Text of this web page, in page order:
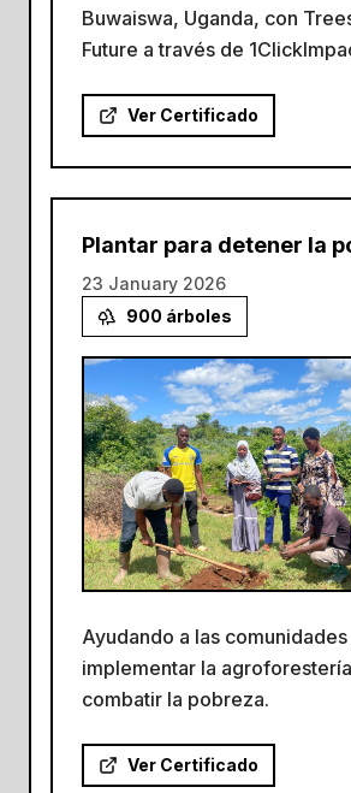
Buwaiswa, Uganda, con
Future a través de
Ver Certificado
Plantar para detener la
23 January 2026
900 árboles
Ayudando a las
implementar la
combatir la pobreza.
Ver Certificado